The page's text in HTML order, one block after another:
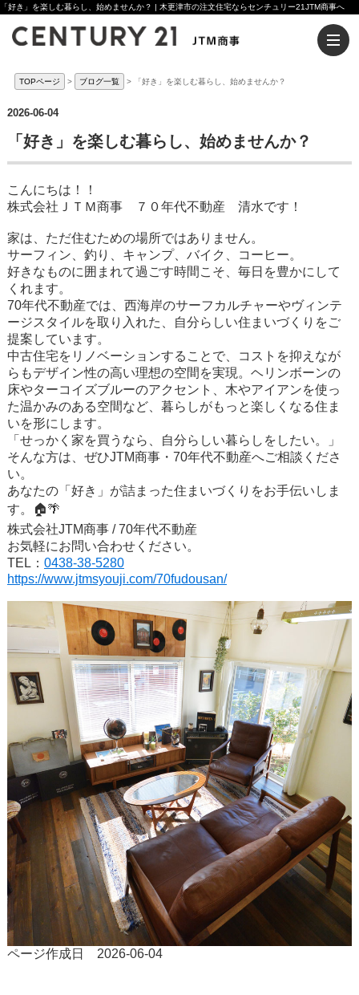
「好き」を楽しむ暮らし、始めませんか？ | 木更津市の注文住宅ならセンチュリー21JTM商事へ
TOPページ ブログ一覧 「好き」を楽しむ暮らし、始めませんか？
2026-06-04
「好き」を楽しむ暮らし、始めませんか？
こんにちは！！
株式会社ＪＴＭ商事 ７０年代不動産 清水です！
家は、ただ住むための場所ではありません。
サーフィン、釣り、キャンプ、バイク、コーヒー。
好きなものに囲まれて過ごす時間こそ、毎日を豊かにして
くれます。
70年代不動産では、西海岸のサーフカルチャーやヴィンテ
ージスタイルを取り入れた、自分らしい住まいづくりをご
提案しています。
中古住宅をリノベーションすることで、コストを抑えなが
らもデザイン性の高い理想の空間を実現。ヘリンボーンの
床やターコイズブルーのアクセント、木やアイアンを使っ
た温かみのある空間など、暮らしがもっと楽しくなる住ま
いを形にします。
「せっかく家を買うなら、自分らしい暮らしをしたい。」
そんな方は、ぜひJTM商事・70年代不動産へご相談くださ
い。
あなたの「好き」が詰まった住まいづくりをお手伝いしま
す。
🏠🌴
株式会社JTM商事 / 70年代不動産
お気軽にお問い合わせください。
TEL： 0438-38-5280
https://www.jtmsyouji.com/70fudousan/
ページ作成日 2026-06-04